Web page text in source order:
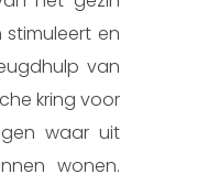
en
van
kring voor
waar uit
wonen.